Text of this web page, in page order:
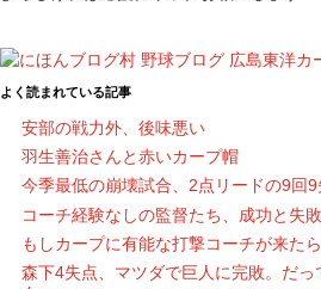
よく読まれている記事
安部の戦力外、後味悪い
羽生善治さんと赤いカープ帽
今季最低の崩壊試合、2点リードの9
コーチ経験なしの監督たち、成功と失
もしカープに有能な打撃コーチが来た
森下4失点、マツダで巨人に完敗。だ